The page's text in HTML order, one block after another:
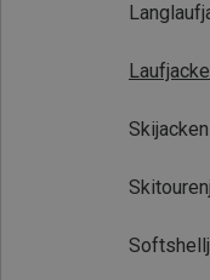
Skijacken